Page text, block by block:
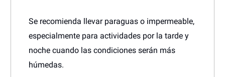
Se recomienda llevar paraguas o impermeable,
especialmente para actividades por la tarde y
noche cuando las condiciones serán más
húmedas.